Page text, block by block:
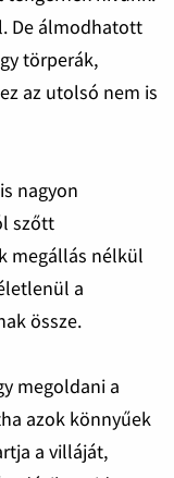
De álmodhatott
törperák,
az utolsó nem is
nagyon
szőtt
megállás nélkül
a
össze.
megoldani a
azok könnyűek
a villáját,